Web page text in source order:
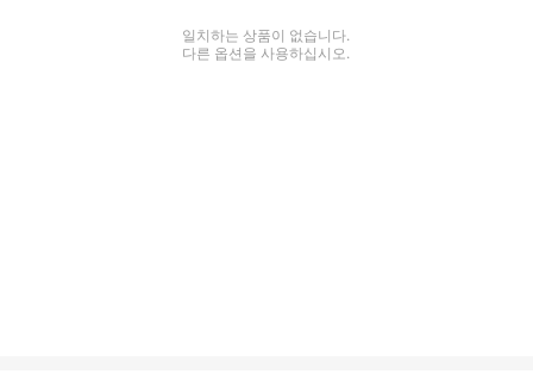
일치하는 상품이 없습니다.
다른 옵션을 사용하십시오.